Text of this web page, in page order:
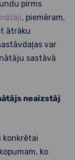
pirms
, piemēram,
ātrāku
var
sastāvā
neaizstāj
konkrētai
ko